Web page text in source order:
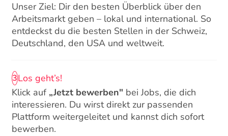
Unser Ziel: Dir den besten Überblick über den
Arbeitsmarkt geben – lokal und international. So
entdeckst du die besten Stellen in der Schweiz,
Deutschland, den USA und weltweit.
3Los geht’s!
Klick auf „Jetzt bewerben" bei Jobs, die dich
interessieren. Du wirst direkt zur passenden
Plattform weitergeleitet und kannst dich sofort
bewerben.